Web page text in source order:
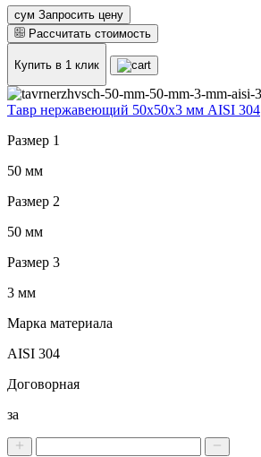
сум Запросить цену
Рассчитать стоимость
Купить в 1 клик
Тавр нержавеющий 50x50x3 мм AISI 304
Размер 1
50 мм
Размер 2
50 мм
Размер 3
3 мм
Марка материала
AISI 304
Договорная
за